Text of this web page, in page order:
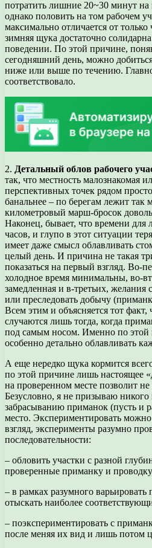
потратить лишние 20~30 минут на
однако половить на том рабочем
максимально отличается от
зимняя щука достаточно
поведении. По этой причине,
сегодняшний день, можно
ниже или выше по течению.
соответствовало.
2. Детальный облов рабочего
так, что местность малознакомая
перспективных точек рядом
банальнее – по берегам лежит так
километровый марш-бросок
Наконец, бывает, что времени для
часов, и глупо в этот ситуации
имеет даже смысл облавливать
целый день. И причина не такая
показаться на первый взгляд. Во-
холодное время минимальны, во-
замедленная и в-третьих, желания
или преследовать добычу
Всем этим и объясняется тот факт,
случаются лишь тогда, когда
под самым носом. Именно по этой
особенно детально облавливать
А еще нередко щука кормится
по этой причине лишь настоящее
на проверенном месте позволит не
Безусловно, я не призываю
забрасыванию приманок (пусть и
место. Экспериментировать
взгляд, эксперименты разумно
последовательности:
– обловить участки с разной
проверенные приманку и
– в рамках разумного варьировать
отыскать наиболее
– поэкспериментировать с
после меняя их вид и лишь потом